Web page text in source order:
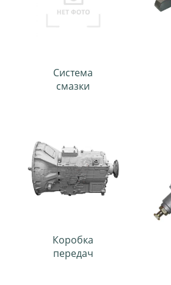
Система
смазки
Коробка
передач